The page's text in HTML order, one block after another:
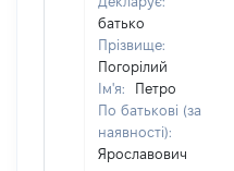
батько
Прізвище:
Погорілий
Ім'я:
Петро
По батькові (за
наявності):
Ярославович